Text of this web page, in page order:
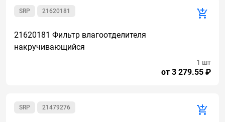
21620181
SRP
21620181 Фильтр влагоотделителя
накручивающийся
от 3 279.55 ₽
1 шт
21479276
SRP